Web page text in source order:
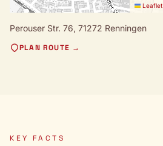
Leaflet
Perouser Str. 76, 71272 Renningen
PLAN ROUTE →
KEY FACTS